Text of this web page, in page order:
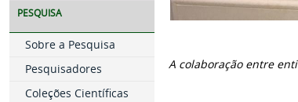
PESQUISA
Sobre a Pesquisa
Pesquisadores
Coleções Científicas
A colaboração entre